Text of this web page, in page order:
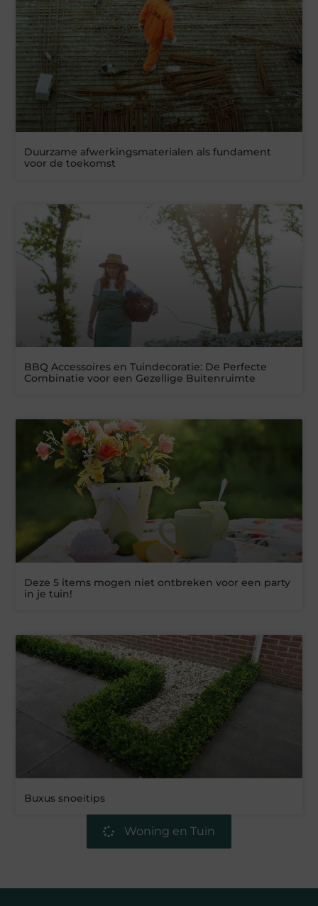
Duurzame afwerkingsmaterialen als fundament
voor de toekomst
BBQ Accessoires en Tuindecoratie: De Perfecte
Combinatie voor een Gezellige Buitenruimte
Deze 5 items mogen niet ontbreken voor een party
in je tuin!
Buxus snoeitips
Woning en Tuin